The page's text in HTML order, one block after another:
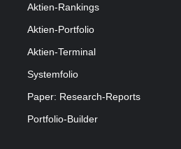
Aktien-Rankings
Aktien-Portfolio
Aktien-Terminal
Systemfolio
Paper: Research-Reports
Portfolio-Builder